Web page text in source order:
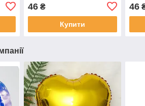
46₴
Купити
46